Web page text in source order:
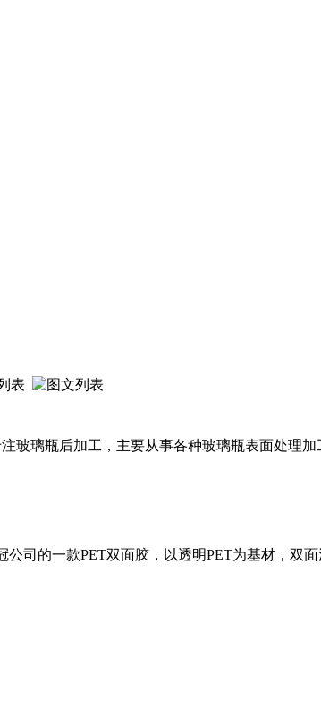
玻璃瓶后加工，主要从事各种玻璃瓶表面处理
公司的一款PET双面胶，以透明PET为基材，双